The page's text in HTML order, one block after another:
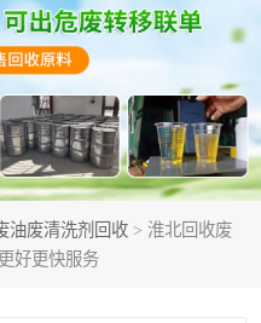
油废清洗剂回收 > 淮北回收废
好更快服务
废清洗剂回收
机械废油废清洗剂回收
碳氢液压油回收
回收废三四氯乙烯